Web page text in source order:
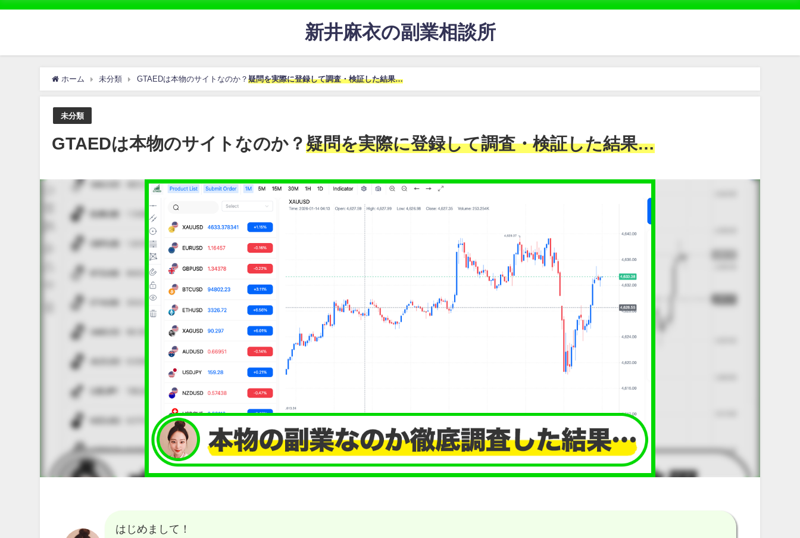
新井麻衣の副業相談所
ホーム 未分類 GTAEDは本物のサイトなのか？ 疑問を実際に登録して調査・検証した結果…
未分類
GTAEDは本物のサイトなのか？疑問を実際に登録して調査・検証した結果…
はじめまして！